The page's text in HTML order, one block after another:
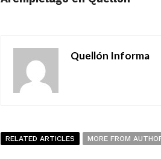
Quellón Informa
RELATED ARTICLES MORE FROM